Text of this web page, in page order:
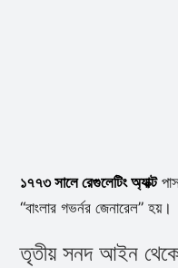
১৭৭৩ সালে রেগুলেটিং অ্যাক্ট
“বাংলার গভর্নর জেনারেল” হয়।
তৃতীয় সনদ আইন থেকে